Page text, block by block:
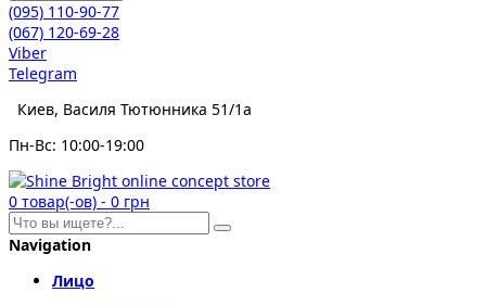
(095) 110-90-77
(067) 120-69-28
Viber
Telegram
Киев, Василя Тютюнника 51/1а
Пн-Вс: 10:00-19:00
0 товар(-ов) - 0 грн
Navigation
Лицо